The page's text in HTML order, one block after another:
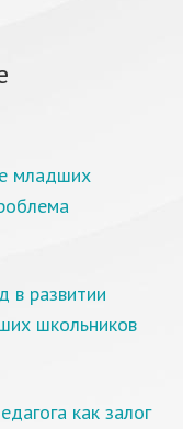
младших
в развитии
школьников
как залог